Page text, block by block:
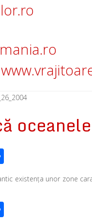
ar
taexistența unor zone